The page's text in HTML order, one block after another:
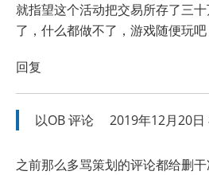
就指望这个活动把交易所存了三
了，什么都做不了，游戏随便玩吧
回复
以OB评论 2019年12月20日
之前那么多骂策划的评论都给删干